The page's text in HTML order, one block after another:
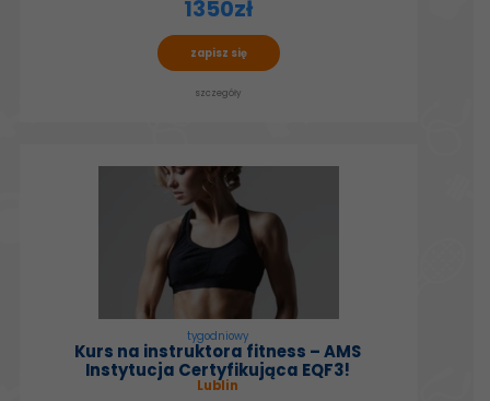
1350zł
zapisz się
szczegóły
tygodniowy
Kurs na instruktora fitness – AMS
Instytucja Certyfikująca EQF3!
Lublin